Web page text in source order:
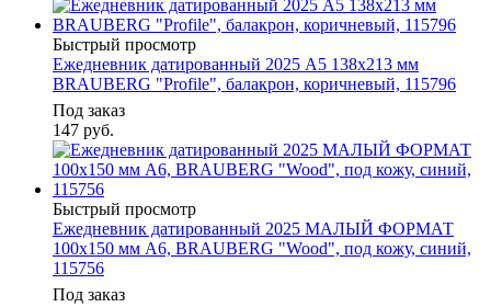
Быстрый просмотр
Ежедневник датированный 2025 А5 138x213 мм
BRAUBERG "Profile", балакрон, коричневый, 115796
Под заказ
147 руб.
Быстрый просмотр
Ежедневник датированный 2025 МАЛЫЙ ФОРМАТ
100х150 мм А6, BRAUBERG "Wood", под кожу, синий,
115756
Под заказ